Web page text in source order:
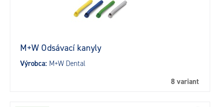
M+W Odsávací kanyly
Výrobca: M+W Dental
8 variant